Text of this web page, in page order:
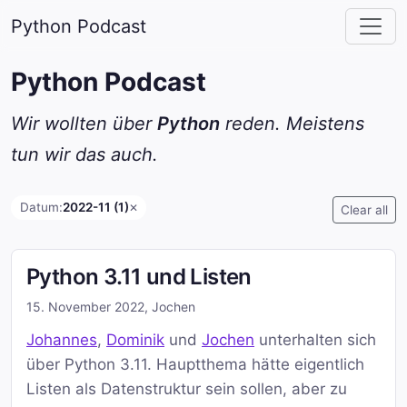
Python Podcast
Python Podcast
Wir wollten über Python reden. Meistens
tun wir das auch.
Datum:2022-11 (1)✕ Clear all
Python 3.11 und Listen
15. November 2022, Jochen
Johannes, Dominik und Jochen unterhalten sich
über Python 3.11. Hauptthema hätte eigentlich
Listen als Datenstruktur sein sollen, aber zu